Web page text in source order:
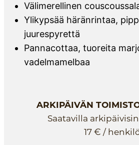
Välimerellinen
Ylikypsää häränrintaa,
juurespyrettä
Pannacottaa, tuoreita
vadelmamelbaa
ARKIPÄIVÄN
Saatavilla arkipäivisin
17 € /